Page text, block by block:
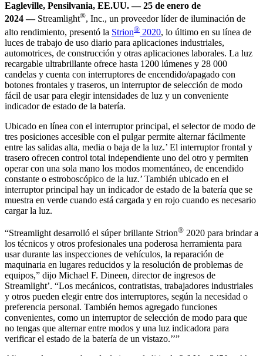
Eagleville, Pensilvania, EE.UU. —25 de enero de
2024—Streamlight®, Inc., un proveedor líder de iluminación de
alto rendimiento, presentó la Strion® 2020, lo último en su línea de
luces de trabajo de uso diario para aplicaciones industriales,
automotrices, de construcción y otras aplicaciones laborales. La luz
recargable ultrabrillante ofrece hasta 1200 lúmenes y 28 000
candelas y cuenta con interruptores de encendido/apagado con
botones frontales y traseros, un interruptor de selección de modo
fácil de usar para elegir intensidades de luz y un conveniente
indicador de estado de la batería.
Ubicado en línea con el interruptor principal, el selector de modo de
tres posiciones accesible con el pulgar permite alternar fácilmente
entre las salidas alta, media o baja de la luz.’ El interruptor frontal y
trasero ofrecen control total independiente uno del otro y permiten
operar con una sola mano los modos momentáneo, de encendido
constante o estroboscópico de la luz.’ También ubicado en el
interruptor principal hay un indicador de estado de la batería que se
muestra en verde cuando está cargada y en rojo cuando es necesario
cargar la luz.
“Streamlight desarrolló el súper brillante Strion® 2020 para brindar a
los técnicos y otros profesionales una poderosa herramienta para
usar durante las inspecciones de vehículos, la reparación de
maquinaria en lugares reducidos y la resolución de problemas de
equipos,” dijo Michael F. Dineen, director de ingresos de
Streamlight’. “Los mecánicos, contratistas, trabajadores industriales
y otros pueden elegir entre dos interruptores, según la necesidad o
preferencia personal. También hemos agregado funciones
convenientes, como un interruptor de selección de modo para que
no tengas que alternar entre modos y una luz indicadora para
verificar el estado de la batería de un vistazo.’’”